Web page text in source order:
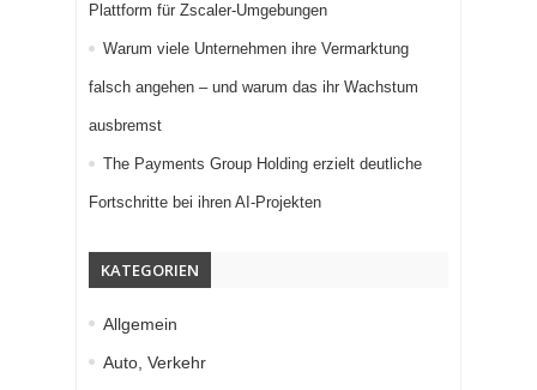
Plattform für Zscaler-Umgebungen
Warum viele Unternehmen ihre Vermarktung
falsch angehen – und warum das ihr Wachstum
ausbremst
The Payments Group Holding erzielt deutliche
Fortschritte bei ihren AI-Projekten
KATEGORIEN
Allgemein
Auto, Verkehr